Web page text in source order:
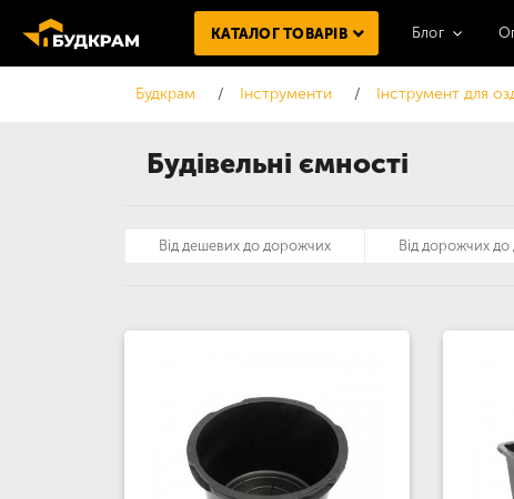
Будівельні ємності
КАТАЛОГ ТОВАРІВ Блог
Будкрам Інструменти Інструмент для
Від дешевих до дорожчих Від дорожчих